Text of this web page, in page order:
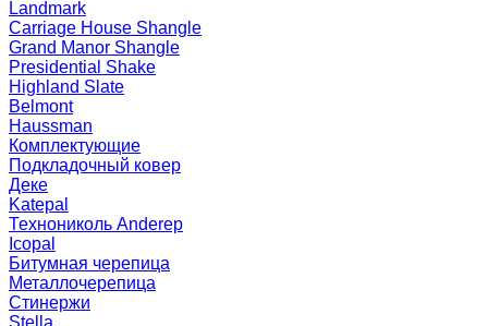
Landmark
Carriage House Shangle
Grand Manor Shangle
Presidential Shake
Highland Slate
Belmont
Haussman
Комплектующие
Подкладочный ковер
Деке
Katepal
Технониколь Anderep
Icopal
Битумная черепица
Металлочерепица
Стинержи
Stella